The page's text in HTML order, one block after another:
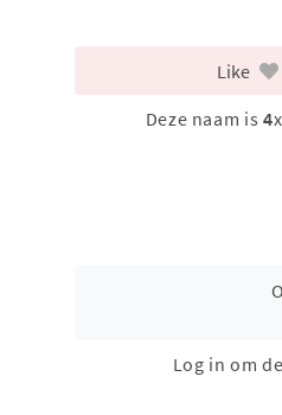
Like
Deze naam is 4
Log in om